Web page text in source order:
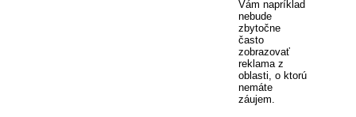
Vám napríklad
nebude
zbytočne
často
zobrazovať
reklama z
oblasti, o ktorú
nemáte
záujem.